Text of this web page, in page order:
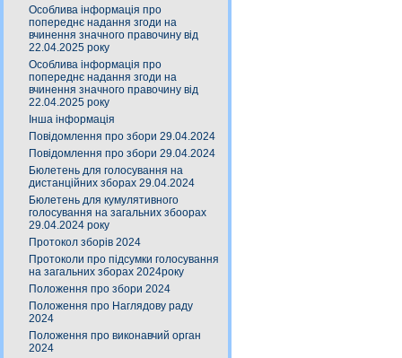
Особлива інформація про
попереднє надання згоди на
вчинення значного правочину від
22.04.2025 року
Особлива інформація про
попереднє надання згоди на
вчинення значного правочину від
22.04.2025 року
Інша інформація
Повідомлення про збори 29.04.2024
Повідомлення про збори 29.04.2024
Бюлетень для голосування на
дистанційних зборах 29.04.2024
Бюлетень для кумулятивного
голосування на загальних збоорах
29.04.2024 року
Протокол зборів 2024
Протоколи про підсумки голосування
на загальних зборах 2024року
Положення про збори 2024
Положення про Наглядову раду
2024
Положення про виконавчий орган
2024